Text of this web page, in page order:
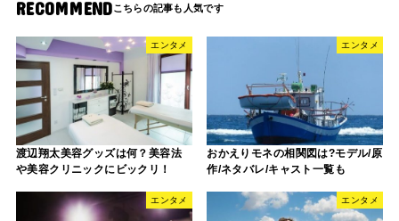
RECOMMEND
エンタメ
渡辺翔太美容グッズは何？美容法
や美容クリニックにビックリ！
エンタメ
おかえりモネの相関図は?モデル/原
作/ネタバレ/キャスト一覧も
エンタメ エンタメ